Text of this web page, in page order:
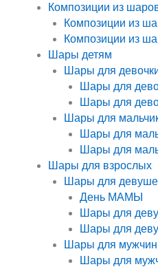
Композиции из
Композиции из
Композиции из
Шары детям
Шары для
Шары для
Шары для
Шары для
Шары для
Шары для
Шары для взрослых
Шары для
День МАМЫ
Шары для
Шары для
Шары для мужчин
Шары для